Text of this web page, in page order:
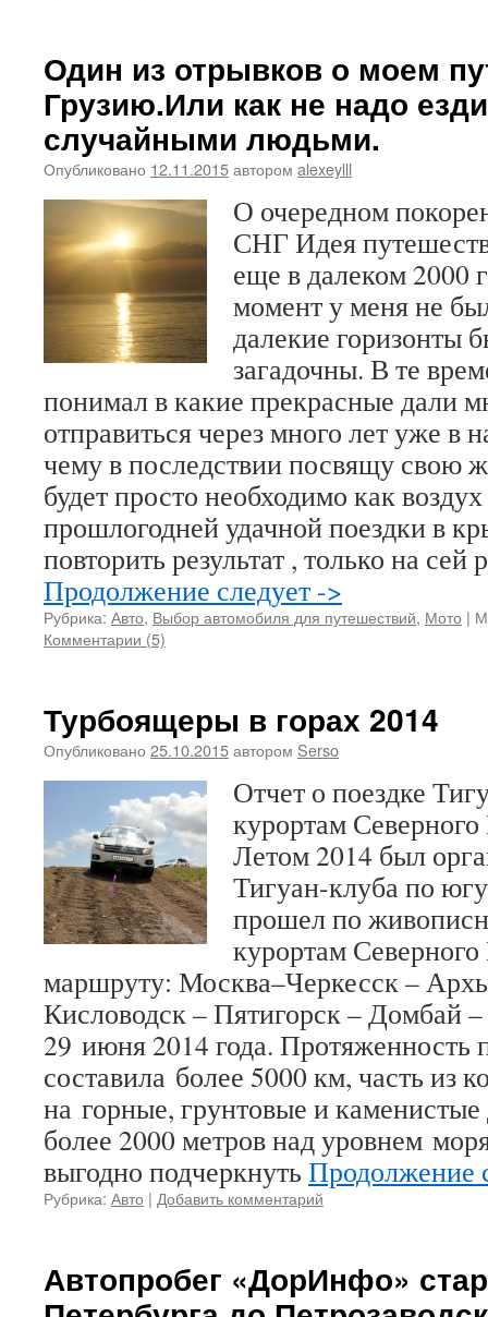
Один из отрывков о моем
Грузию.Или как не надо
случайными людьми.
Опубликовано 12.11.2015автором alexeylll
О очередном
СНГ Идея
еще в далеком 2000
момент у меня не
далекие горизонты
загадочны. В те
понимал в какие прекрасные дали
отправиться через много лет уже в
чему в последствии посвящу свою
будет просто необходимо как
прошлогодней удачной поездки в
повторить результат , только на сей
Продолжение следует ->
Рубрика: Авто, Выбор автомобиля для путешествий, Мото |
Комментарии (5)
Турбоящеры в горах 2014
Опубликовано 25.10.2015автором Serso
Отчет о поездке
курортам
Летом 2014 был
Тигуан-клуба по
прошел по
курортам Северного
маршруту: Москва–Черкесск –
Кисловодск – Пятигорск – Домбай
29 июня 2014 года. Протяженность
составила более 5000 км, часть из
на горные, грунтовые и
более 2000 метров над уровнем
выгодно подчеркнуть Продолжение
Рубрика: Авто | Добавить комментарий
Автопробег «ДорИнфо»